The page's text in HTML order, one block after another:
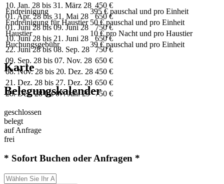
10. Jan. 28 bis 31. März 28 450 €
01. Apr. 28 bis 31. Mai 28
650 €
01. Juni 28 bis 09. Juni 28
750 €
10. Juni 28 bis 21. Juni 28
650 €
22. Juni 28 bis 08. Sep. 28
750 €
09. Sep. 28 bis 07. Nov. 28 650 €
08. Nov. 28 bis 20. Dez. 28 450 €
21. Dez. 28 bis 27. Dez. 28 650 €
28. Dez. 28 bis 07. Jan. 29 750 €
Endreinigung
395 € pauschal und pro Einheit
Endreinigung für Haustier 50 € pauschal und pro Einheit
Haustier
10 € pro Nacht und pro Haustier
Buchungsgebühr
39 € pauschal und pro Einheit
Karte
Belegungskalender
geschlossen
belegt
auf Anfrage
frei
* Sofort Buchen oder Anfragen *